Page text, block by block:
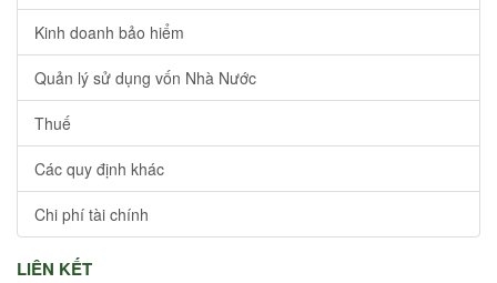
Kinh doanh bảo hiểm
Quản lý sử dụng vốn Nhà Nước
Thuế
Các quy định khác
Chi phí tài chính
LIÊN KẾT